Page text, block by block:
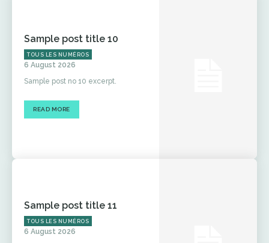
Sample post title 10
TOUS LES NUMÉROS
6 August 2026
Sample post no 10 excerpt.
READ MORE
Sample post title 11
TOUS LES NUMÉROS
6 August 2026